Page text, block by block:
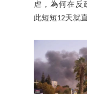
虐，為何在反
此短短12天就